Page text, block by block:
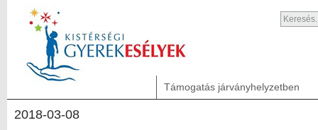
Támogatás járványhelyzetben
2018-03-08